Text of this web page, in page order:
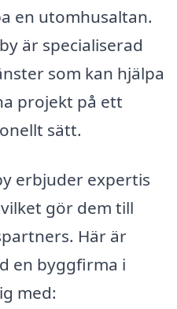
en utomhusaltan.
är specialiserad
som kan hjälpa
projekt på ett
sätt.
erbjuder expertis
gör dem till
Här är
en byggfirma i
med: